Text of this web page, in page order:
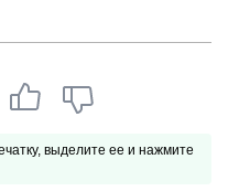
выделите ее и нажмите